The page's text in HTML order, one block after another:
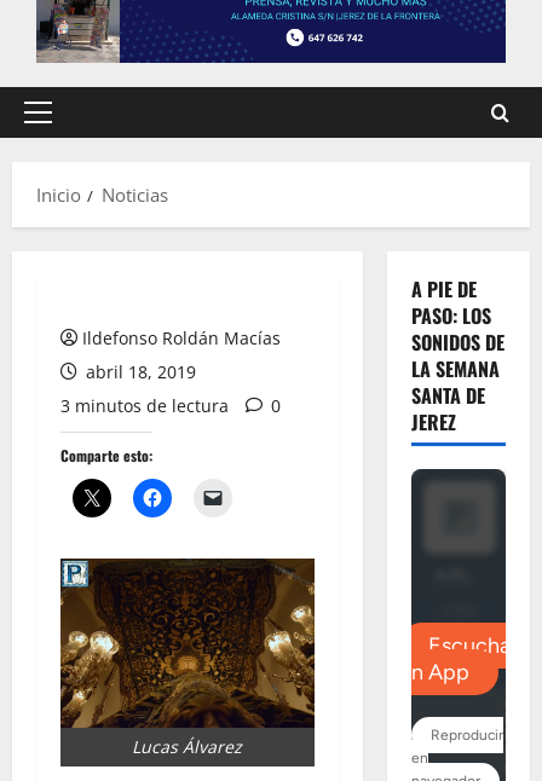
Menú
Inicio
Noticias
Ildefonso Roldán Macías
abril 18, 2019
3 minutos de lectura
0
Comparte esto:
Lucas Álvarez
A PIE DE
PASO: LOS
SONIDOS DE
LA SEMANA
SANTA DE
JEREZ